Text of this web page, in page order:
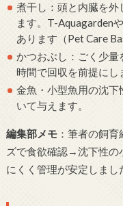
煮干し：頭と内臓を
ます。T-Aquagarden
あります（Pet Care
かつおぶし：ごく少
時間で回収を前提にし
金魚・小型魚用の沈
いて与えます。
編集部メモ：筆者の飼育
ズで食欲確認→沈下性の
にくく管理が安定しまし